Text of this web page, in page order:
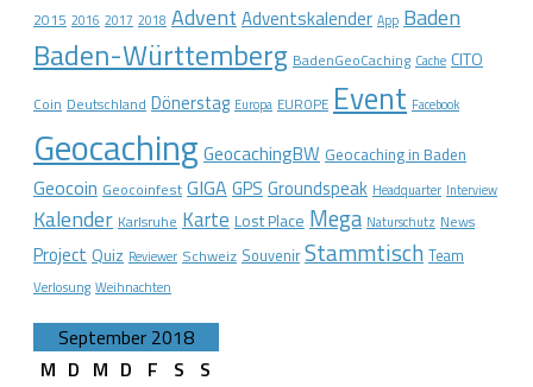
2015 2016 2017 2018 Advent Adventskalender App Baden
Baden-Württemberg BadenGeoCaching Cache CITO
Coin Deutschland Dönerstag Europa EUROPE Event Facebook
Geocaching GeocachingBW Geocaching in Baden
Geocoin Geocoinfest GIGA GPS Groundspeak Headquarter Interview
Kalender Karlsruhe Karte Lost Place Mega Naturschutz News
Project Quiz Reviewer Schweiz Souvenir Stammtisch Team
Verlosung Weihnachten
September 2018
M D M D F S
S